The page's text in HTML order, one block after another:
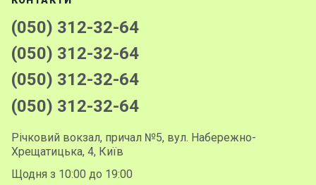
(050) 312-32-64
(050) 312-32-64
(050) 312-32-64
(050) 312-32-64
Річковий вокзал, причал №5, вул. Набережно-
Хрещатицька, 4, Київ
Щодня з 10:00 до 19:00